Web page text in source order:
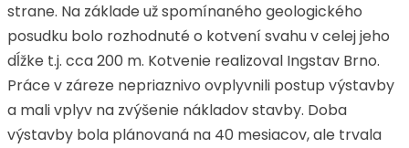
strane. Na základe už spomínaného geologického
posudku bolo rozhodnuté o kotvení svahu v celej jeho
dĺžke t.j. cca 200 m. Kotvenie realizoval Ingstav Brno.
Práce v záreze nepriaznivo ovplyvnili postup výstavby
a mali vplyv na zvýšenie nákladov stavby. Doba
výstavby bola plánovaná na 40 mesiacov, ale trvala